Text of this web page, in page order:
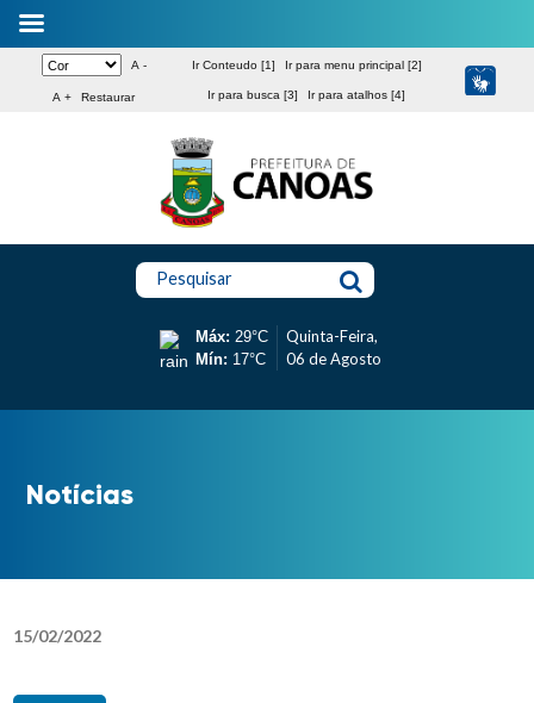
A -
A + Restaurar
Ir Conteudo [1] Ir para menu principal [2]
Ir para busca [3] Ir para atalhos [4]
Pesquisar
Máx: 29°C
Mín: 17°C
Quinta-Feira,
06 de Agosto
Notícias
15/02/2022